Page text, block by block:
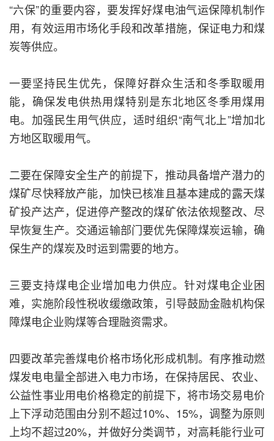
“六保”的重要内容，要发挥好煤电油气运保障机制作
用，有效运用市场化手段和改革措施，保证电力和煤
炭等供应。
一要坚持民生优先，保障好群众生活和冬季取暖用
能，确保发电供热用煤特别是东北地区冬季用煤用
电。加强民生用气供应，适时组织“南气北上”增加北
方地区取暖用气。
二要在保障安全生产的前提下，推动具备增产潜力的
煤矿尽快释放产能，加快已核准且基本建成的露天煤
矿投产达产，促进停产整改的煤矿依法依规整改、尽
早恢复生产。交通运输部门要优先保障煤炭运输，确
保生产的煤炭及时运到需要的地方。
三要支持煤电企业增加电力供应。针对煤电企业困
难，实施阶段性税收缓缴政策，引导鼓励金融机构保
障煤电企业购煤等合理融资需求。
四要改革完善煤电价格市场化形成机制。有序推动燃
煤发电电量全部进入电力市场，在保持居民、农业、
公益性事业用电价格稳定的前提下，将市场交易电价
上下浮动范围由分别不超过10%、15%，调整为原则
上均不超过20%，并做好分类调节，对高耗能行业可